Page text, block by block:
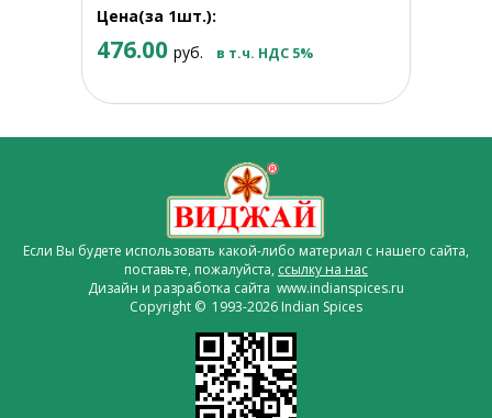
Цена(за 1шт.):
476.00 руб. в т.ч. НДС 5%
Если Вы будете использовать какой-либо материал с нашего сайта,
поставьте, пожалуйста, ссылку на нас
Дизайн и разработка сайта www.indianspices.ru
Copyright © 1993-2026 Indian Spices